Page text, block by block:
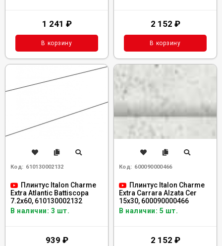
1 241 ₽
В корзину
2 152 ₽
В корзину
Код: 610130002132
Плинтус Italon Charme
Extra Atlantic Battiscopa
7.2x60, 610130002132
В наличии: 3 шт.
939 ₽
Код: 600090000466
Плинтус Italon Charme
Extra Carrara Alzata Cer
15x30, 600090000466
В наличии: 5 шт.
2 152 ₽